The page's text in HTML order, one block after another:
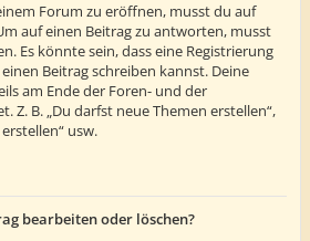
Forum zu eröffnen, musst du auf
auf einen Beitrag zu antworten, musst
Es könnte sein, dass eine Registrierung
Beitrag schreiben kannst. Deine
am Ende der Foren- und der
Z. B. „Du darfst neue Themen erstellen“,
usw.
bearbeiten oder löschen?